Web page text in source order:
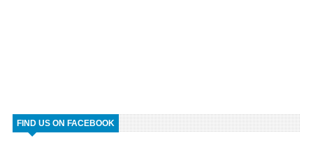
FIND US ON FACEBOOK